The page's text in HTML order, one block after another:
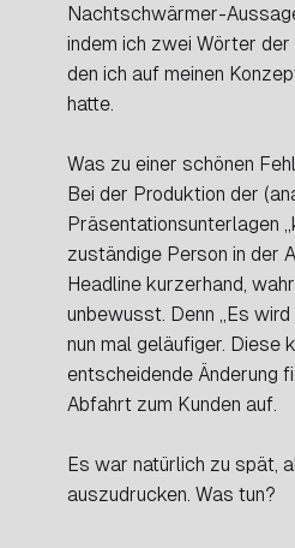
Nachtschwärmer-
indem ich zwei Wörter
den ich auf meinen
hatte.
Was zu einer schönen
Bei der Produktion der
Präsentationsunterlagen
zuständige Person in der
Headline kurzerhand,
unbewusst. Denn „Es
nun mal geläufiger. Diese
entscheidende Änderung
Abfahrt zum Kunden auf.
Es war natürlich zu spät,
auszudrucken. Was tun?